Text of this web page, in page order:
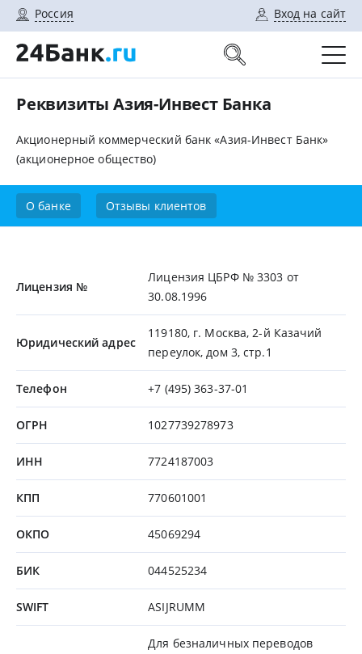
Россия Вход на сайт
Реквизиты Азия-Инвест Банка
Акционерный коммерческий банк «Азия-Инвест Банк»
(акционерное общество)
О банке Отзывы клиентов
Лицензия №
Лицензия ЦБРФ № 3303 от
30.08.1996
Юридический адрес
119180, г. Москва, 2-й Казачий
переулок, дом 3, стр.1
Телефон +7 (495) 363-37-01
ОГРН 1027739278973
ИНН 7724187003
КПП 770601001
ОКПО 45069294
БИК 044525234
SWIFT ASIJRUMM
Для безналичных переводов